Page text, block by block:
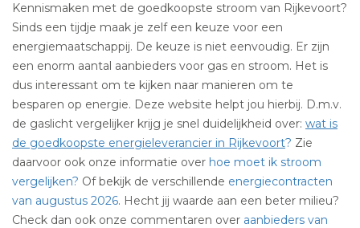
Kennismaken met de goedkoopste stroom van Rijkevoort?
Sinds een tijdje maak je zelf een keuze voor een
energiemaatschappij. De keuze is niet eenvoudig. Er zijn
een enorm aantal aanbieders voor gas en stroom. Het is
dus interessant om te kijken naar manieren om te
besparen op energie. Deze website helpt jou hierbij. D.m.v.
de gaslicht vergelijker krijg je snel duidelijkheid over: wat is
de goedkoopste energieleverancier in Rijkevoort? Zie
daarvoor ook onze informatie over hoe moet ik stroom
vergelijken? Of bekijk de verschillende energiecontracten
van augustus 2026. Hecht jij waarde aan een beter milieu?
Check dan ook onze commentaren over aanbieders van